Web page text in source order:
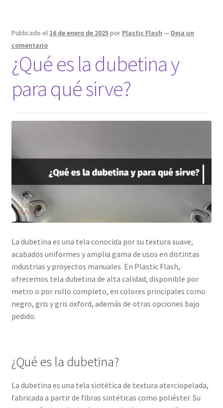
Publicado el 16 de enero de 2025por Plastic Flash — Deja un
comentario
¿Qué es la dubetina y
para qué sirve?
La dubetina es una tela conocida por su textura suave,
acabados uniformes y amplia gama de usos en distintas
industrias y proyectos manuales. En Plastic Flash,
ofrecemos tela dubetina de alta calidad, disponible por
metro o por rollo completo, en colores principales como
negro, gris y gris oxford, además de otras opciones bajo
pedido.
¿Qué es la dubetina?
La dubetina es una tela sintética de textura aterciopelada,
fabricada a partir de fibras sintéticas como poliéster. Su